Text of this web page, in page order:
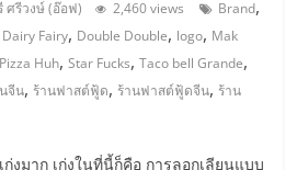
รีวงษ์ (อ๊อฟ) 2,460 views Brand,
Dairy Fairy, Double Double, logo, Mak
Pizza Huh,Star Fucks,Taco bell Grande,
จีน, ร้านฟาสต์ฟู้ด, ร้านฟาสต์ฟู้ดจีน, ร้าน
งมาก เก่งในที่นี้ก็คือ การลอกเลียนแบบ